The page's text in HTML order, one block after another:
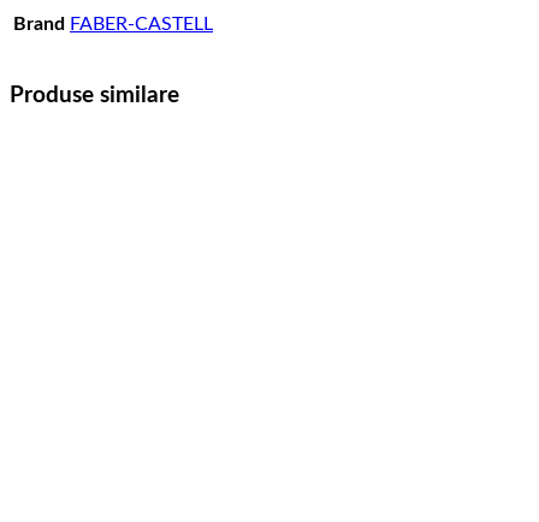
Brand FABER-CASTELL
Produse similare